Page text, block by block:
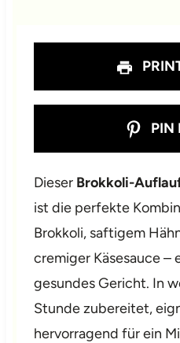
s
PIN
Dieser Brokkoli-
ist die perfekte
Brokkoli, saftigem
cremiger Käsesauce –
gesundes Gericht. In
Stunde zubereitet,
hervorragend für ein